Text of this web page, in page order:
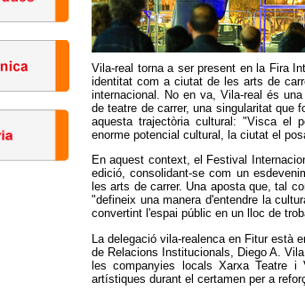
Vila-real torna a ser present en la Fira
identitat com a ciutat de les arts de
internacional. No en va, Vila-real és
de teatre de carrer, una singularitat que
aquesta trajectòria cultural: "Visca el
enorme potencial cultural, la ciutat el
En aquest context, el Festival
edició, consolidant-se com un
les arts de carrer. Una aposta que, tal
"defineix una manera d'entendre la
convertint l'espai públic en un lloc de
La delegació vila-realenca en Fitur està
de Relacions Institucionals, Diego A.
les companyies locals Xarxa Teatre i
artístiques durant el certamen per a